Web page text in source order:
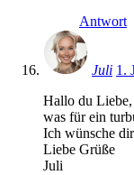
Antwort
Juli 1.
Hallo du Liebe,
was für ein
Ich wünsche
Liebe Grüße
Juli